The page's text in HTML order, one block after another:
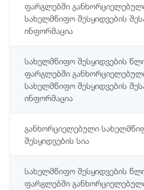
ფარგლებში
სახელმწიფო შესყიდვების
ინფორმაცია
სახელმწიფო შესყიდვების
ფარგლებში
სახელმწიფო შესყიდვების
ინფორმაცია
განხორციელებული
შესყიდვების სია
სახელმწიფო შესყიდვების
ფარგლებში